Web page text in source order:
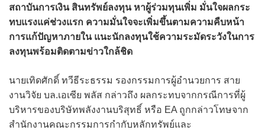
สถาบันการเงิน สินทรัพย์ลงทุน หาผู้ร่วมทุนเพิ่ม มั่นใจผลกระ
ทบแรงแค่ช่วงแรก ความมั่นใจจะเพิ่มขึ้นตามความคืบหน้า
การแก้ปัญหาภายใน แนะนักลงทุนใช้ความระมัดระวังในการ
ลงทุนพร้อมติดตามข่าวใกล้ชิด
นายเทิดศักดิ์ ทวีธีระธรรม รองกรรมการผู้อำนวยการ สาย
งานวิจัย บล.เอเซีย พลัส กล่าวถึง ผลกระทบจากกรณีการที่ผู้
บริหารของบริษัทพลังงานบริสุทธิ์ หรือ EA ถูกกล่าวโทษจาก
สำนักงานคณะกรรมการกำกับหลักทรัพย์และ